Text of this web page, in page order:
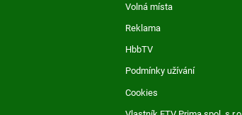
Volná místa
Reklama
HbbTV
Podmínky užívání
Cookies